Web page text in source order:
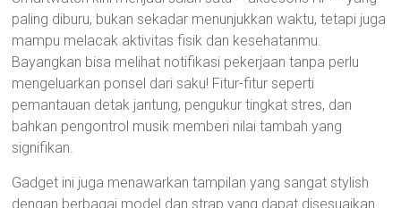
paling diburu, bukan sekadar menunjukkan waktu, tetapi juga
mampu melacak aktivitas fisik dan kesehatanmu.
Bayangkan bisa melihat notifikasi pekerjaan tanpa perlu
mengeluarkan ponsel dari saku! Fitur-fitur seperti
pemantauan detak jantung, pengukur tingkat stres, dan
bahkan pengontrol musik memberi nilai tambah yang
signifikan.
Gadget ini juga menawarkan tampilan yang sangat stylish
dengan berbagai model dan strap yang dapat disesuaikan.